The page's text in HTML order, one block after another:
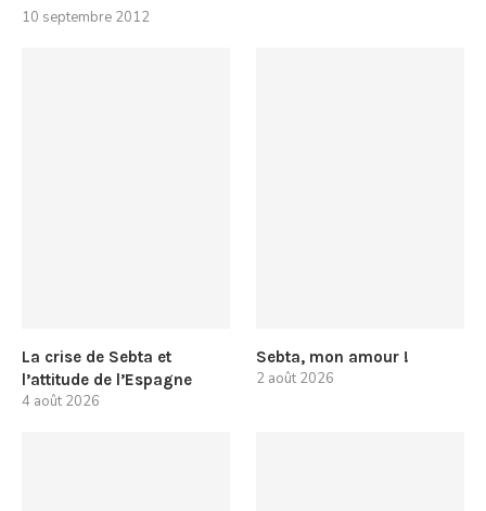
10 septembre 2012
La crise de Sebta et
l’attitude de l’Espagne
4 août 2026
Sebta, mon amour !
2 août 2026